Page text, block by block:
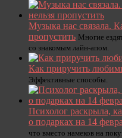
Музыка нас связала.
пропустить Многие
со знакомым лайн-апом.
Как приручить
Эффективные способы.
Психолог раскрыла,
о подарках на 14
что вместо намеков на